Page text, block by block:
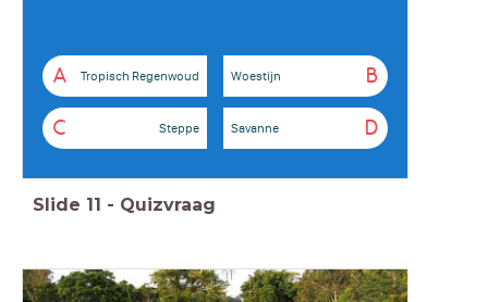
A Tropisch Regenwoud B
Woestijn
C Steppe D
Savanne
Slide 11 - Quizvraag